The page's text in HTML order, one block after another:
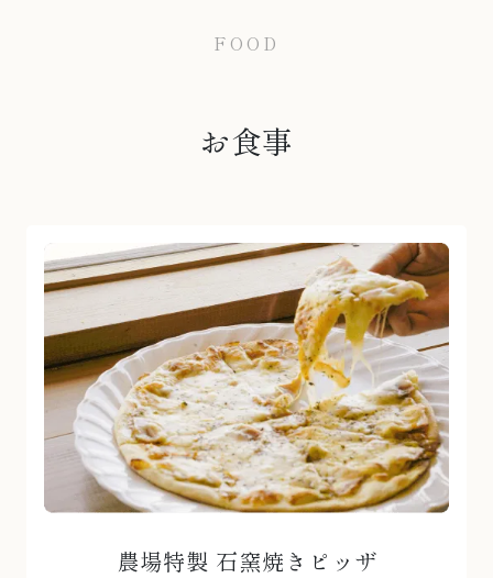
FOOD
お食事
農場特製 石窯焼きピッザ